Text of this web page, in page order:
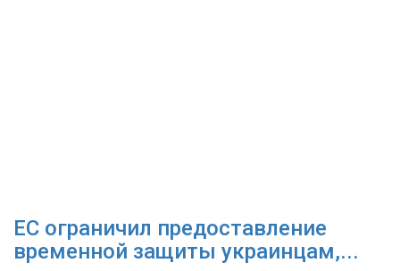
ЕС ограничил предоставление
временной защиты украинцам,...